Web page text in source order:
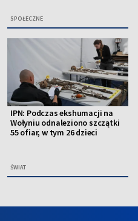
SPOŁECZNE
IPN: Podczas ekshumacji na
Wołyniu odnaleziono szczątki
55 ofiar, w tym 26 dzieci
ŚWIAT